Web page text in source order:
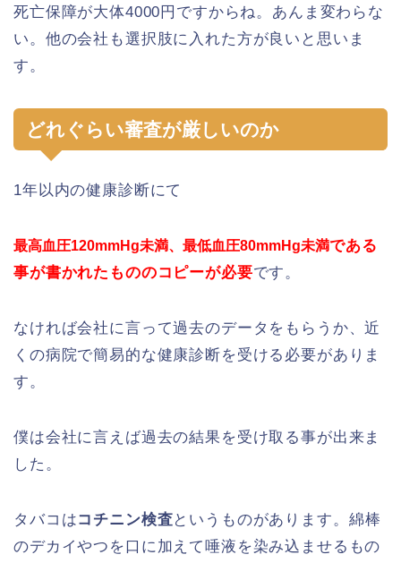
死亡保障が大体4000円ですからね。あんま変わらな
い。他の会社も選択肢に入れた方が良いと思いま
す。
どれぐらい審査が厳しいのか
1年以内の健康診断にて
最高血圧120mmHg未満、最低血圧80mmHg未満である
事が書かれたもののコピーが必要です。
なければ会社に言って過去のデータをもらうか、近
くの病院で簡易的な健康診断を受ける必要がありま
す。
僕は会社に言えば過去の結果を受け取る事が出来ま
した。
タバコはコチニン検査というものがあります。綿棒
のデカイやつを口に加えて唾液を染み込ませるもの